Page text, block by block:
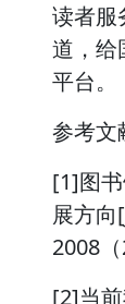
读者服
道，给
平台。
参考文
[1]图
展方向
2008（
[2]当